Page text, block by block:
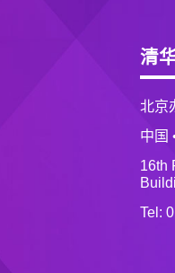
清
北京
中国
16th
Tel: